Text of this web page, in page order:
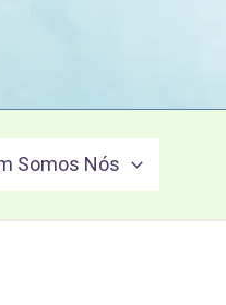
Somos Nós